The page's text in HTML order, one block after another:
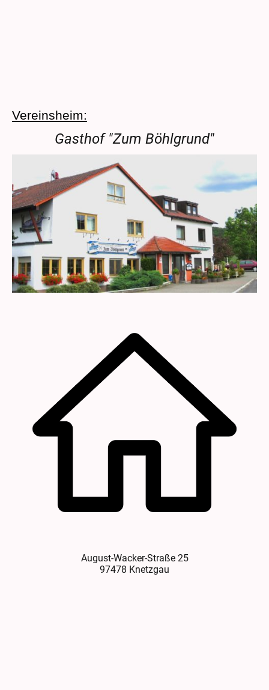
Vereinsheim:
Gasthof "Zum Böhlgrund"
August-Wacker-Straße 25
97478 Knetzgau